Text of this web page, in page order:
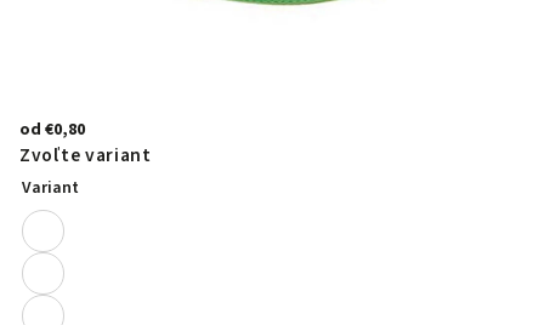
od €0,80
Zvoľte variant
Variant